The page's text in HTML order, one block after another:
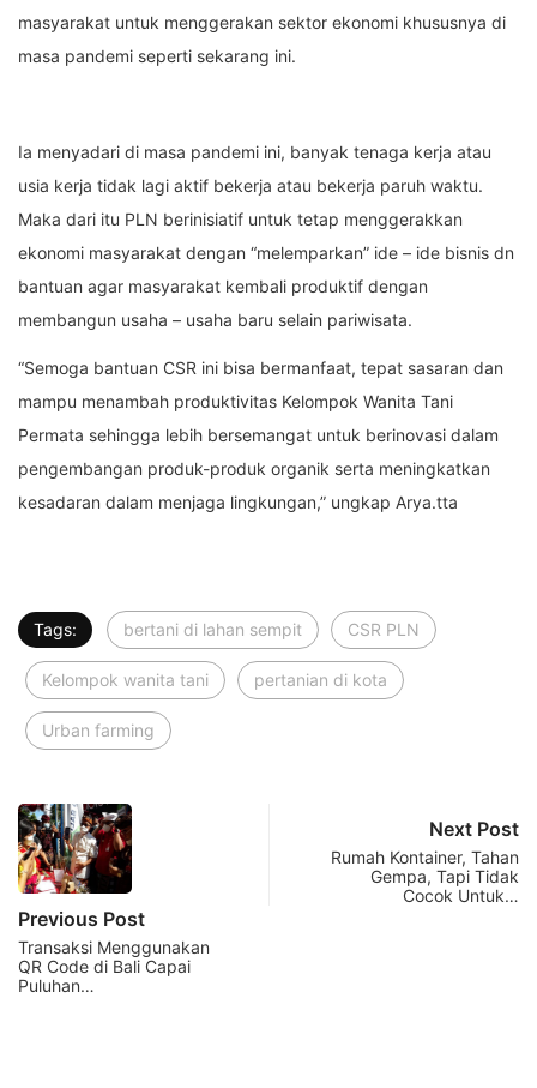
masyarakat untuk menggerakan sektor ekonomi khususnya di
masa pandemi seperti sekarang ini.
Ia menyadari di masa pandemi ini, banyak tenaga kerja atau
usia kerja tidak lagi aktif bekerja atau bekerja paruh waktu.
Maka dari itu PLN berinisiatif untuk tetap menggerakkan
ekonomi masyarakat dengan “melemparkan” ide – ide bisnis dn
bantuan agar masyarakat kembali produktif dengan
membangun usaha – usaha baru selain pariwisata.
“Semoga bantuan CSR ini bisa bermanfaat, tepat sasaran dan
mampu menambah produktivitas Kelompok Wanita Tani
Permata sehingga lebih bersemangat untuk berinovasi dalam
pengembangan produk-produk organik serta meningkatkan
kesadaran dalam menjaga lingkungan,” ungkap Arya.tta
Tags: bertani di lahan sempit CSR PLN
Kelompok wanita tani pertanian di kota
Urban farming
Previous Post
Transaksi Menggunakan
QR Code di Bali Capai
Puluhan…
Next Post
Rumah Kontainer, Tahan
Gempa, Tapi Tidak
Cocok Untuk…